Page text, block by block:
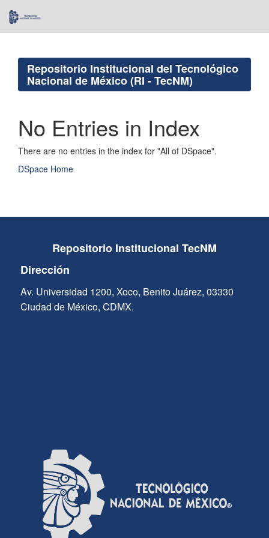
navigation
Repositorio Institucional del Tecnológico
Nacional de México (RI - TecNM)
No Entries in Index
There are no entries in the index for "All of DSpace".
DSpace Home
Repositorio Institucional TecNM
Dirección
Av. Universidad 1200, Xoco, Benito Juárez, 03330
Ciudad de México, CDMX.